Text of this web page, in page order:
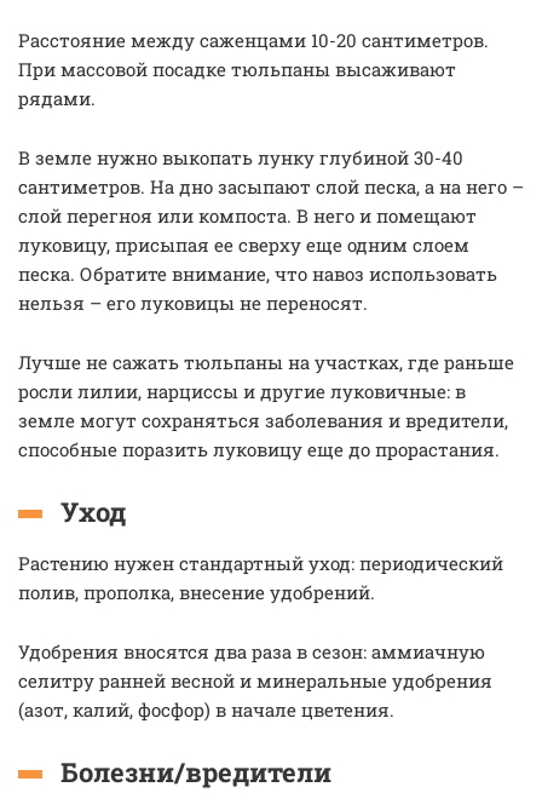
Расстояние между саженцами 10-20 сантиметров.
При массовой посадке тюльпаны высаживают
рядами.
В земле нужно выкопать лунку глубиной 30-40
сантиметров. На дно засыпают слой песка, а на него –
слой перегноя или компоста. В него и помещают
луковицу, присыпая ее сверху еще одним слоем
песка. Обратите внимание, что навоз использовать
нельзя – его луковицы не переносят.
Лучше не сажать тюльпаны на участках, где раньше
росли лилии, нарциссы и другие луковичные: в
земле могут сохраняться заболевания и вредители,
способные поразить луковицу еще до прорастания.
Уход
Растению нужен стандартный уход: периодический
полив, прополка, внесение удобрений.
Удобрения вносятся два раза в сезон: аммиачную
селитру ранней весной и минеральные удобрения
(азот, калий, фосфор) в начале цветения.
Болезни/вредители